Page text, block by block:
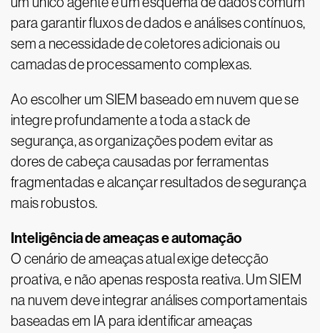
para garantir fluxos de dados e análises contínuos,
sem a necessidade de coletores adicionais ou
camadas de processamento complexas.
Ao escolher um SIEM baseado em nuvem que se
integre profundamente a toda a stack de
segurança, as organizações podem evitar as
dores de cabeça causadas por ferramentas
fragmentadas e alcançar resultados de segurança
mais robustos.
Inteligência de ameaças e automação
O cenário de ameaças atual exige detecção
proativa, e não apenas resposta reativa. Um SIEM
na nuvem deve integrar análises comportamentais
baseadas em IA para identificar ameaças